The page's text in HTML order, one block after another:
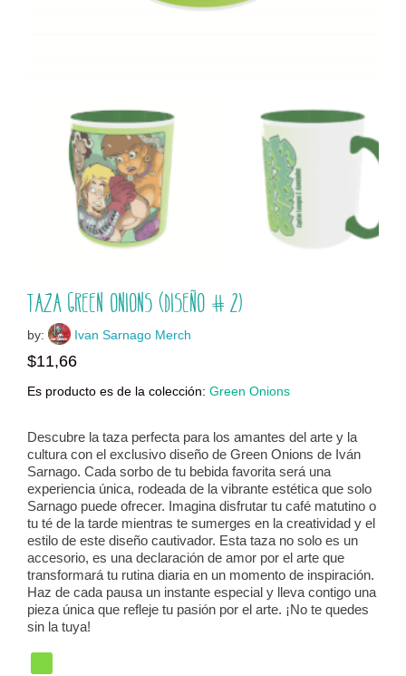
Taza Green Onions (diseño #2)
by: Ivan Sarnago Merch
$11,66
Es producto es de la colección: Green Onions
Descubre la taza perfecta para los amantes del arte y la
cultura con el exclusivo diseño de Green Onions de Iván
Sarnago. Cada sorbo de tu bebida favorita será una
experiencia única, rodeada de la vibrante estética que solo
Sarnago puede ofrecer. Imagina disfrutar tu café matutino o
tu té de la tarde mientras te sumerges en la creatividad y el
estilo de este diseño cautivador. Esta taza no solo es un
accesorio, es una declaración de amor por el arte que
transformará tu rutina diaria en un momento de inspiración.
Haz de cada pausa un instante especial y lleva contigo una
pieza única que refleje tu pasión por el arte. ¡No te quedes
sin la tuya!